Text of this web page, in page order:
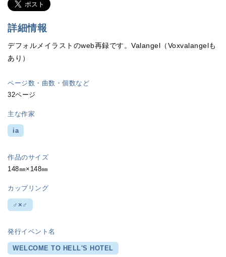
詳細情報
デフォルメイラストのweb再録です。Valangel（Voxvalangelも
あり）
ページ数・曲数・個数など
32ページ
主な作家
ia
作品のサイズ
148㎜×148㎜
カップリング
♂×♂
発行イベント名
WELCOME TO HELL'S HOTEL